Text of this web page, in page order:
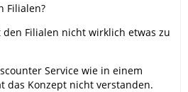
Filialen?
den Filialen nicht wirklich etwas zu
Service wie in einem
das Konzept nicht verstanden.